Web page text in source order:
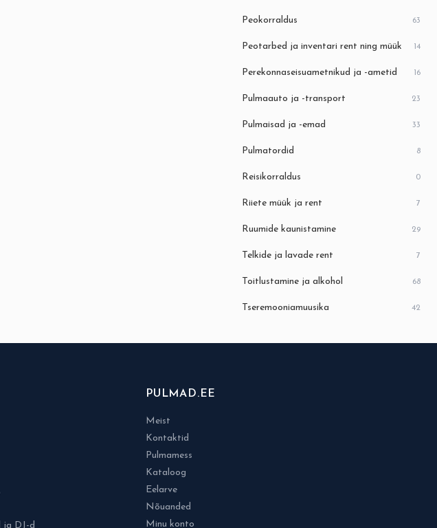
Peokorraldus 63
Peotarbed ja inventari rent ning müük 14
Perekonnaseisuametnikud ja -ametid 16
Pulmaauto ja -transport 23
Pulmaisad ja -emad 33
Pulmatordid 8
Reisikorraldus 0
Riiete müük ja rent 7
Ruumide kaunistamine 29
Telkide ja lavade rent 7
Toitlustamine ja alkohol 68
Tseremooniamuusika 42
ja DJ-d
PULMAD.EE
Meist
Kontaktid
Pulmamess
Kataloog
Eelarve
Nõuanded
Minu konto